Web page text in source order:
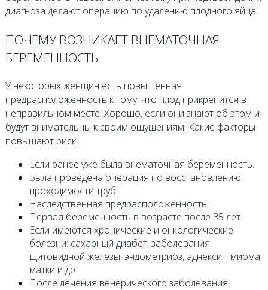
диагноза делают операцию по удалению плодного яйца.
ПОЧЕМУ ВОЗНИКАЕТ ВНЕМАТОЧНАЯ
БЕРЕМЕННОСТЬ
У некоторых женщин есть повышенная
предрасположенность к тому, что плод прикрепится в
неправильном месте. Хорошо, если они знают об этом и
будут внимательны к своим ощущениям. Какие факторы
повышают риск:
Если ранее уже была внематочная беременность.
Была проведена операция по восстановлению
проходимости труб.
Наследственная предрасположенность.
Первая беременность в возрасте после 35 лет.
Если имеются хронические и онкологические
болезни: сахарный диабет, заболевания
щитовидной железы, эндометриоз, аднексит, миома
матки и др.
После лечения венерического заболевания.